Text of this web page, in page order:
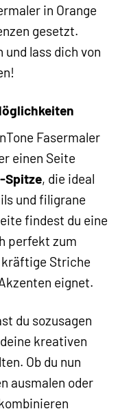
in Orange
gesetzt.
lass dich von
Fasermaler
einen Seite
Spitze, die ideal
und filigrane
findest du eine
perfekt zum
kräftige Striche
eignet.
du sozusagen
kreativen
Ob du nun
ausmalen oder